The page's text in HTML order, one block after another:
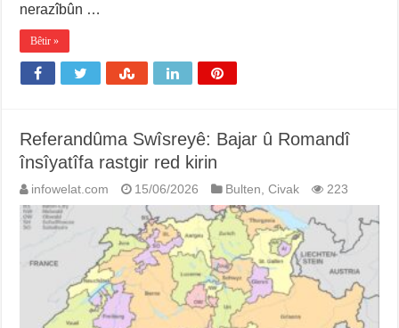
nerazîbûn …
Bêtir »
Referandûma Swîsreyê: Bajar û Romandî
însîyatîfa rastgir red kirin
infowelat.com 15/06/2026 Bulten ,Civak 223